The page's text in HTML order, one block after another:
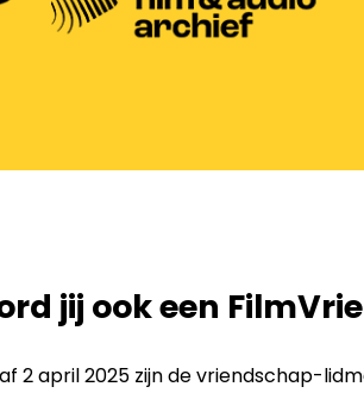
jij ook een
2 april 2025 zijn de vriendschap-